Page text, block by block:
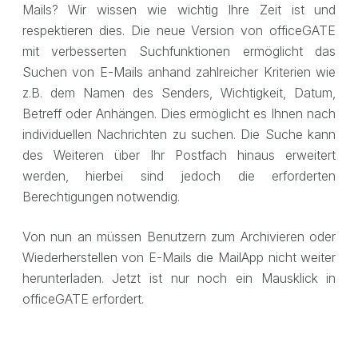
Mails? Wir wissen wie wichtig Ihre Zeit ist und
respektieren dies. Die neue Version von officeGATE
mit verbesserten Suchfunktionen ermöglicht das
Suchen von E-Mails anhand zahlreicher Kriterien wie
z.B. dem Namen des Senders, Wichtigkeit, Datum,
Betreff oder Anhängen. Dies ermöglicht es Ihnen nach
individuellen Nachrichten zu suchen. Die Suche kann
des Weiteren über Ihr Postfach hinaus erweitert
werden, hierbei sind jedoch die erforderten
Berechtigungen notwendig.
Von nun an müssen Benutzern zum Archivieren oder
Wiederherstellen von E-Mails die MailApp nicht weiter
herunterladen. Jetzt ist nur noch ein Mausklick in
officeGATE erfordert.